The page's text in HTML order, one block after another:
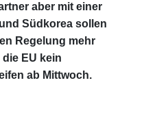
aber mit einer
Südkorea sollen
Regelung mehr
EU kein
ab Mittwoch.